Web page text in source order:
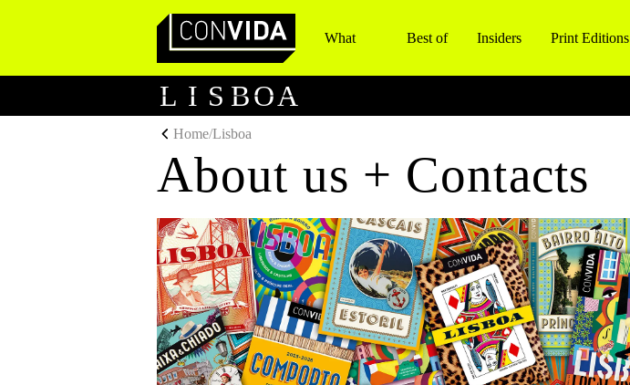
Main Navigation What Best of Insiders Print Editions
L I S BOA
Home/Lisboa
About us + Contacts